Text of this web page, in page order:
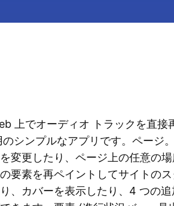
上でオーディオ トラックを直接
シンプルなアプリです。ページ
変更したり、ページ上の任意の
要素を再ペイントしてサイトの
、カバーを表示したり、4 つの